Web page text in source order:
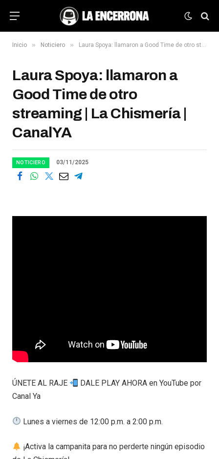
Inicio » Noticiero » Laura Spoya: llamaron a Good Time de otro streaming | La Chismería | CanalYA
Laura Spoya: llamaron a
Good Time de otro
streaming | La Chismería |
CanalYA
NOTICIERO 03/11/2025
ÚNETE AL RAJE
DALE PLAY AHORA en YouTube por
Canal Ya
Lunes a viernes de 12:00 p.m. a 2:00 p.m.
¡Activa la campanita para no perderte ningún episodio